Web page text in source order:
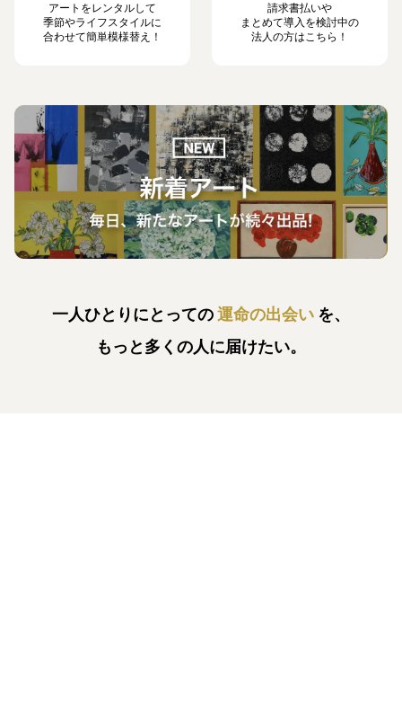
アートをレンタルして
季節やライフスタイルに
合わせて簡単模様替え！
請求書払いや
まとめて導入を検討中の
法人の方はこちら！
一人ひとりにとっての運命の出会い を、
もっと多くの人に届けたい。